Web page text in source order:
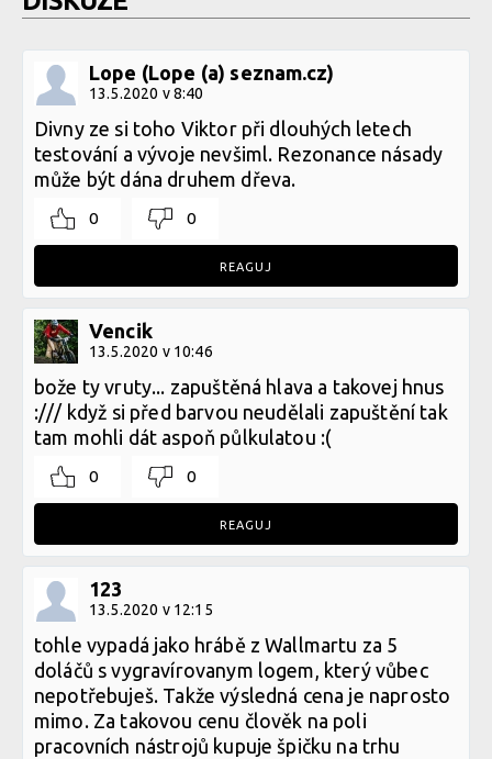
Lope (Lope (a) seznam.cz)
13.5.2020 v 8:40
Divny ze si toho Viktor při dlouhých letech
testování a vývoje nevšiml. Rezonance násady
může být dána druhem dřeva.
0 0
REAGUJ
Vencik
13.5.2020 v 10:46
bože ty vruty... zapuštěná hlava a takovej hnus
:/// když si před barvou neudělali zapuštění tak
tam mohli dát aspoň půlkulatou :(
0 0
REAGUJ
123
13.5.2020 v 12:15
tohle vypadá jako hrábě z Wallmartu za 5
doláčů s vygravírovanym logem, který vůbec
nepotřebuješ. Takže výsledná cena je naprosto
mimo. Za takovou cenu člověk na poli
pracovních nástrojů kupuje špičku na trhu